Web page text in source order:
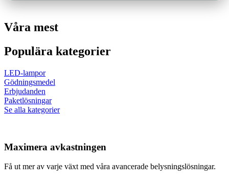
Våra mest
Populära kategorier
LED-lampor
Gödningsmedel
Erbjudanden
Paketlösningar
Se alla kategorier
Maximera avkastningen
Få ut mer av varje växt med våra avancerade belysningslösningar.